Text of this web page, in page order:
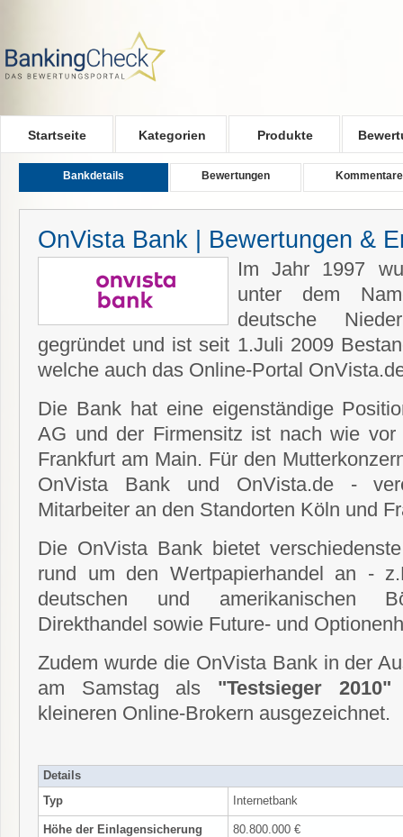
Startseite Kategorien Produkte
Bankdetails Bewertungen Kommentare
OnVista Bank | Bewertungen &
Im Jahr 1997
unter dem
deutsche
gegründet und ist seit 1.Juli 2009
welche auch das Online-Portal
Die Bank hat eine eigenständige
AG und der Firmensitz ist nach wie vor
Frankfurt am Main. Für den
OnVista Bank und OnVista.de -
Mitarbeiter an den Standorten Köln und
Die OnVista Bank bietet
rund um den Wertpapierhandel an -
deutschen und amerikanischen
Direkthandel sowie Future- und
Zudem wurde die OnVista Bank in der
am Samstag als "Testsieger 2010"
kleineren Online-Brokern ausgezeichnet.
Details
Typ
Internetbank
Höhe der Einlagensicherung 80.800.000 €